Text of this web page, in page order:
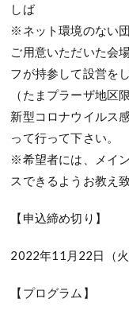
しば
※ネット環境のない
ご用意いただいた会
フが持参して設営を
（たまプラーザ地区限
新型コロナウイルス
って行って下さい。
※希望者には、メイ
スできるようお教え
【申込締め切り】
2022年11月22日（
【プログラム】